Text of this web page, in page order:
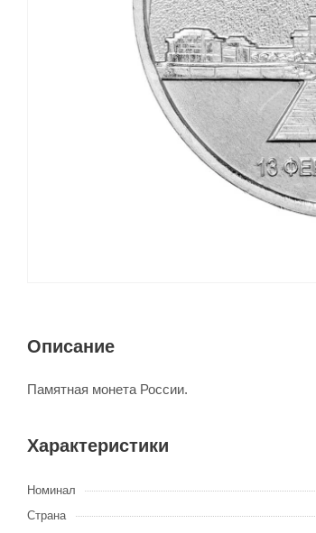
Описание
Памятная монета России.
Характеристики
Номинал
Страна